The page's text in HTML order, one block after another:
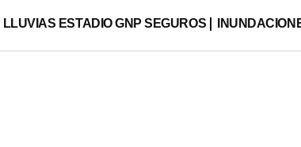
LLUVIAS ESTADIO GNP SEGUROS